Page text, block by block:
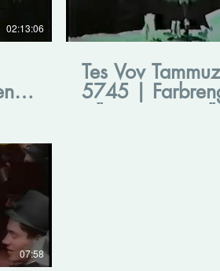
02:13:06
-
Tes Vov
5745 |
תמוז תשמ"ה
07:58